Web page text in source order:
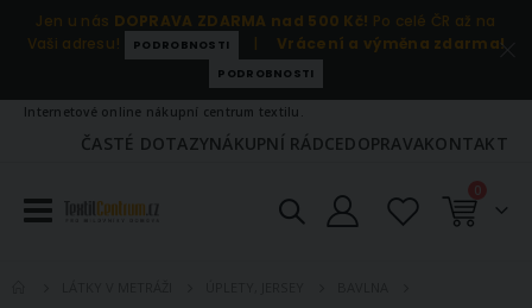
Jen u nás DOPRAVA ZDARMA nad 500 Kč! Po celé ČR až na
Vaši adresu!
PODROBNOSTI | Vrácení a výměna zdarma!
PODROBNOSTI
Internetové online nákupní centrum textilu.
ČASTÉ DOTAZYNÁKUPNÍ RÁDCEDOPRAVAKONTAKT
Košík
0položky